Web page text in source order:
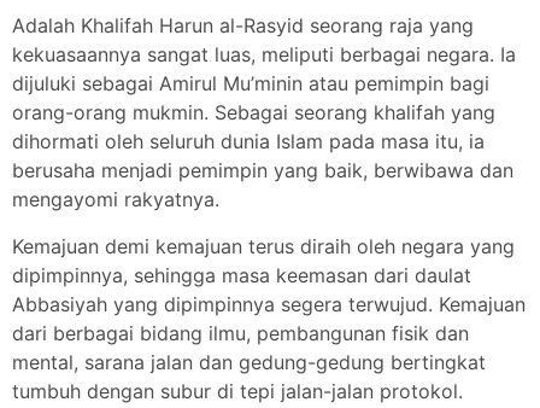
Adalah Khalifah Harun al-Rasyid seorang raja yang
kekuasaannya sangat luas, meliputi berbagai negara. Ia
dijuluki sebagai Amirul Mu’minin atau pemimpin bagi
orang-orang mukmin. Sebagai seorang khalifah yang
dihormati oleh seluruh dunia Islam pada masa itu, ia
berusaha menjadi pemimpin yang baik, berwibawa dan
mengayomi rakyatnya.
Kemajuan demi kemajuan terus diraih oleh negara yang
dipimpinnya, sehingga masa keemasan dari daulat
Abbasiyah yang dipimpinnya segera terwujud. Kemajuan
dari berbagai bidang ilmu, pembangunan fisik dan
mental, sarana jalan dan gedung-gedung bertingkat
tumbuh dengan subur di tepi jalan-jalan protokol.